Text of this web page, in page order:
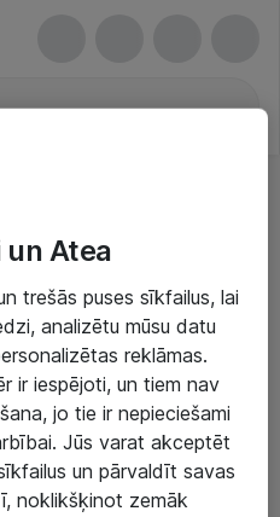
Atea
trešās puses sīkfailus, lai
analizētu mūsu datu
reklāmas.
ir iespējoti, un tiem nav
jo tie ir nepieciešami
Jūs varat akceptēt
un pārvaldīt savas
noklikšķinot zemāk